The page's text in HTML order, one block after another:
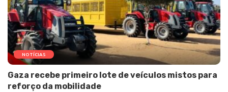
NOTÍCIAS
Gaza recebe primeiro lote de veículos mistos para
reforço da mobilidade